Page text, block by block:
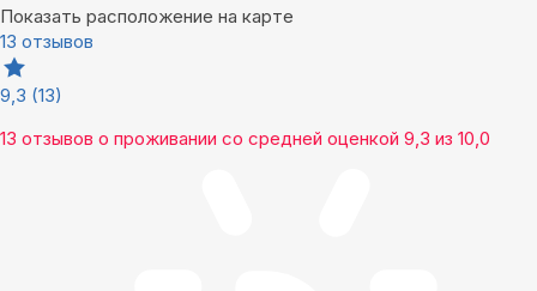
Показать расположение на карте
13 отзывов
9,3 (13)
13 отзывов о проживании со средней оценкой 9,3 из 10,0